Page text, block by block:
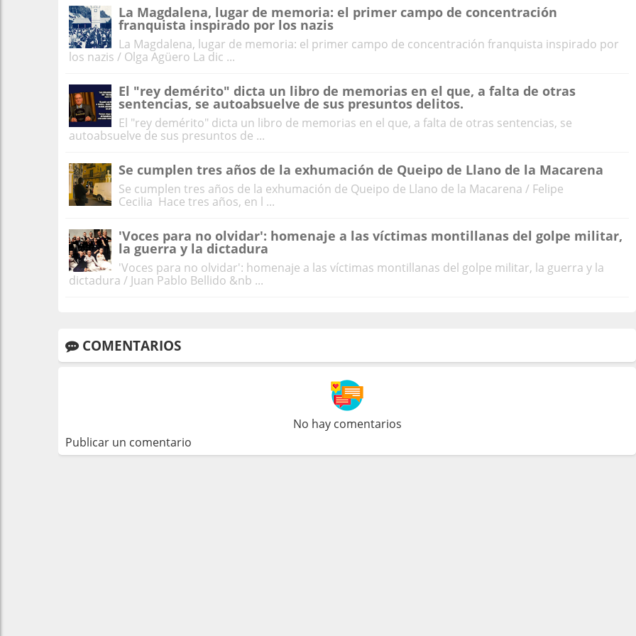
La Magdalena, lugar de memoria: el primer campo de concentración
franquista inspirado por los nazis
La Magdalena, lugar de memoria: el primer campo de concentración franquista inspirado por
los nazis / Olga Agüero La dic ...
El "rey demérito" dicta un libro de memorias en el que, a falta de otras
sentencias, se autoabsuelve de sus presuntos delitos.
El "rey demérito" dicta un libro de memorias en el que, a falta de otras sentencias, se
autoabsuelve de sus presuntos de ...
Se cumplen tres años de la exhumación de Queipo de Llano de la Macarena
Se cumplen tres años de la exhumación de Queipo de Llano de la Macarena / Felipe
Cecilia Hace tres años, en l ...
'Voces para no olvidar': homenaje a las víctimas montillanas del golpe militar,
la guerra y la dictadura
'Voces para no olvidar': homenaje a las víctimas montillanas del golpe militar, la guerra y la
dictadura / Juan Pablo Bellido &nb ...
COMENTARIOS
No hay comentarios
Publicar un comentario